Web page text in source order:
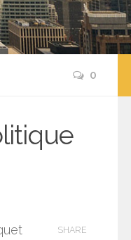
0
SHARE